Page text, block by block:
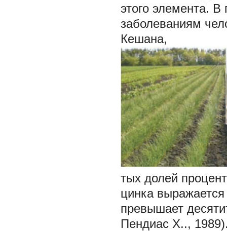
этого элемента.
заболеваниям
Кешана,
тых долей
цинка
превышает
Пендиас X..,